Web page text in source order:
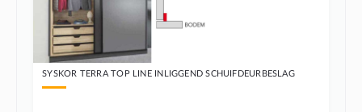
SYSKOR TERRA TOP LINE INLIGGEND SCHUIFDEURBESLAG